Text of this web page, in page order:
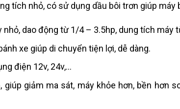
tích nhỏ, có sử dụng dầu bôi trơn giúp máy
dao động từ 1/4 – 3.5hp, dung tích máy
xe giúp di chuyển tiện lợi, dễ dàng.
điện 12v, 24v,…
giảm ma sát, máy khỏe hơn, bền hơn